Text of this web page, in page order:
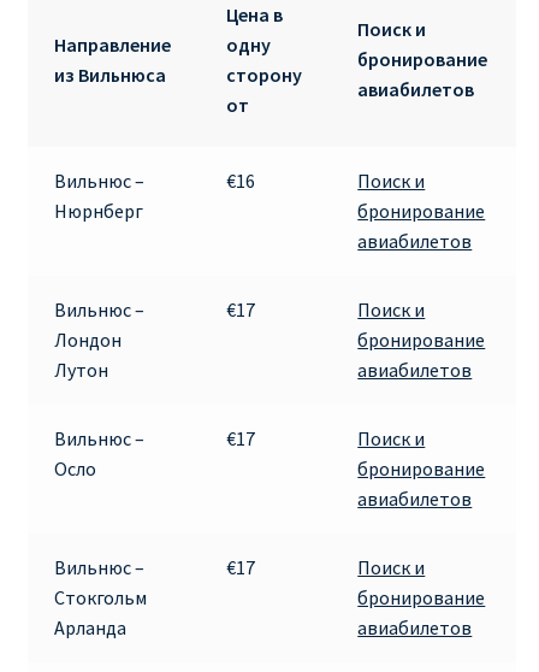
Направление
из Вильнюса
Цена в
одну
сторону
от
Поиск и
бронирование
авиабилетов
Вильнюс –
Нюрнберг
€16
Поиск и
бронирование
авиабилетов
Вильнюс –
Лондон
Лутон
€17
Поиск и
бронирование
авиабилетов
Вильнюс –
Осло
€17
Поиск и
бронирование
авиабилетов
Вильнюс –
Стокгольм
Арланда
€17
Поиск и
бронирование
авиабилетов